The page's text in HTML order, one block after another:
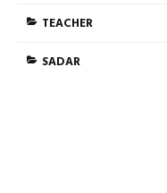
TEACHER
SADAR